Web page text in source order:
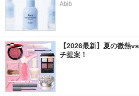
Abib
【2026最新】夏の微熱
チ提案！